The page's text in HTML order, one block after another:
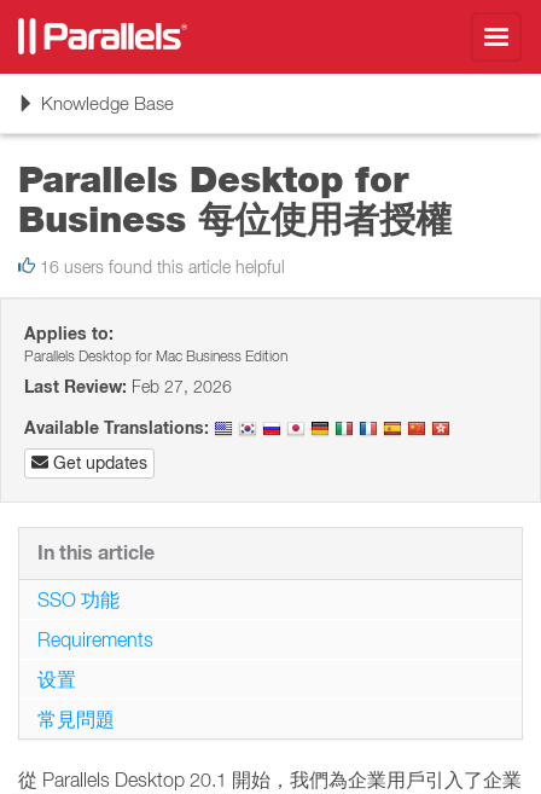
ToggleKnowledge Base
Parallels Desktop for
Business 每位使用者授權
16 users found this article helpful
Applies to:
Parallels Desktop for Mac Business Edition
Last Review: Feb 27, 2026
Available Translations:
Get updates
從 Parallels Desktop 20.1 開始，我們為企業用戶引入了企業
In this article
SSO 功能
Requirements
设置
常見問題